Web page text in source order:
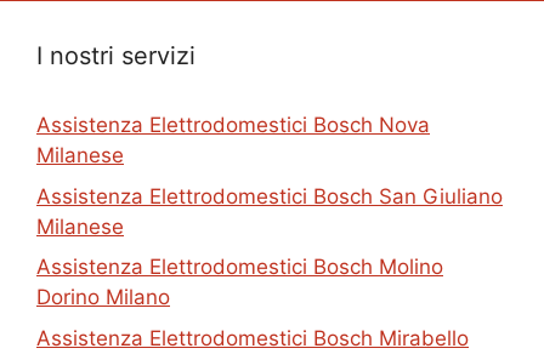
I nostri servizi
Assistenza Elettrodomestici Bosch Nova
Milanese
Assistenza Elettrodomestici Bosch San Giuliano
Milanese
Assistenza Elettrodomestici Bosch Molino
Dorino Milano
Assistenza Elettrodomestici Bosch Mirabello